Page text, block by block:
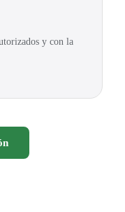
y con la